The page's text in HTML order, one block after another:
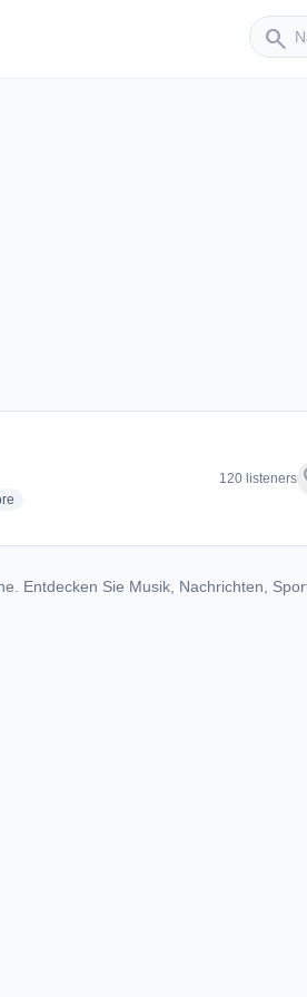
search
Sender
genres for Radio Eloy - KURE-LP
120 listeners
Entdecken Sie Musik, Nachrichten,